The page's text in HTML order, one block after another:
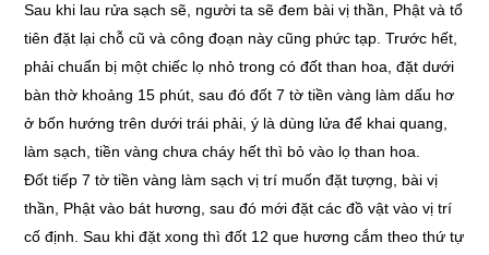
Sau khi lau rửa sạch sẽ, người ta sẽ đem bài vị thần, Phật và tổ
tiên đặt lại chỗ cũ và công đoạn này cũng phức tạp. Trước hết,
phải chuẩn bị một chiếc lọ nhỏ trong có đốt than hoa, đặt dưới
bàn thờ khoảng 15 phút, sau đó đốt 7 tờ tiền vàng làm dấu hơ
ở bốn hướng trên dưới trái phải, ý là dùng lửa để khai quang,
làm sạch, tiền vàng chưa cháy hết thì bỏ vào lọ than hoa.
Đốt tiếp 7 tờ tiền vàng làm sạch vị trí muốn đặt tượng, bài vị
thần, Phật vào bát hương, sau đó mới đặt các đồ vật vào vị trí
cố định. Sau khi đặt xong thì đốt 12 que hương cắm theo thứ tự